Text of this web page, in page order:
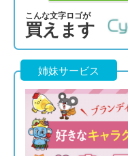
こんな文字ロゴが
買えます
姉妹サービス